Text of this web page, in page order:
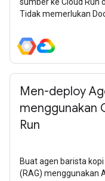
Tidak memerlukan
Men-deploy
menggunakan
Run
Buat agen barista
(RAG) menggunakan